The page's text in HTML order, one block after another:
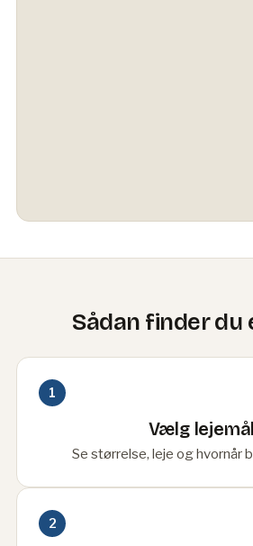
Sådan finder du
1
Vælg lejemål
Se størrelse, leje og hvornår
2